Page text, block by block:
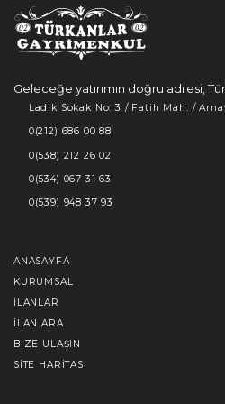
Geleceğe yatırımın doğru adresi,
Ladik Sokak No: 3 / Fatih Mah. /
0(212) 686 00 88
0(538) 212 26 02
0(534) 067 31 63
0(539) 948 37 93
ANASAYFA
KURUMSAL
İLANLAR
İLAN ARA
BIZE ULAŞIN
SITE HARITASI